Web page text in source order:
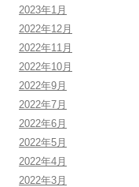
2023年1月
2022年12月
2022年11月
2022年10月
2022年9月
2022年7月
2022年6月
2022年5月
2022年4月
2022年3月